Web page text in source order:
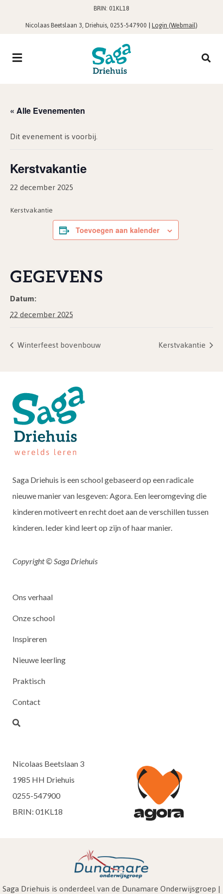
BRIN: 01KL18
Nicolaas Beetslaan 3, Driehuis, 0255-547900 |Login (Webmail)
« Alle Evenementen
Dit evenement is voorbij.
Kerstvakantie
22 december 2025
Kerstvakantie
Toevoegen aan kalender
GEGEVENS
Datum:
22 december 2025
Winterfeest bovenbouw
Kerstvakantie
Saga Driehuis is een school gebaseerd op een radicale
nieuwe manier van lesgeven: Agora. Een leeromgeving die
kinderen motiveert en recht doet aan de verschillen tussen
kinderen. Ieder kind leert op zijn of haar manier.
Copyright © Saga Driehuis
Ons verhaal
Onze school
Inspireren
Nieuwe leerling
Praktisch
Contact
Nicolaas Beetslaan 3
1985 HH Driehuis
0255-547900
BRIN: 01KL18
Saga Driehuis is onderdeel van de Dunamare Onderwijsgroep |